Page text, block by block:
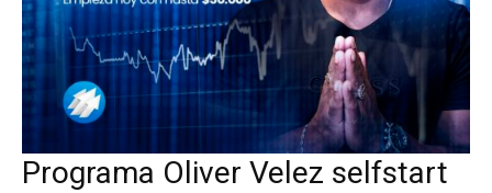
Programa Oliver Velez selfstart